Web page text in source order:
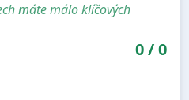
máte málo klíčových
0/0